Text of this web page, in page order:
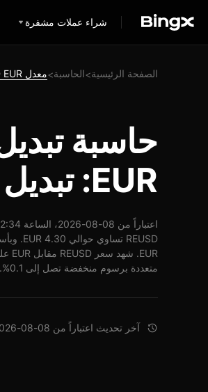
شراء عملات مشفرة
الصفحة الرئيسية>الحاسبة>معدل REUSD EUR
EUR: تبديل REUSD إلى EUR
متعددة برسوم منخفضة تصل إلى 0.1%.
آخر تحديث اعتباراً من 08-08-2026 الساعة 02:34 (UTC)